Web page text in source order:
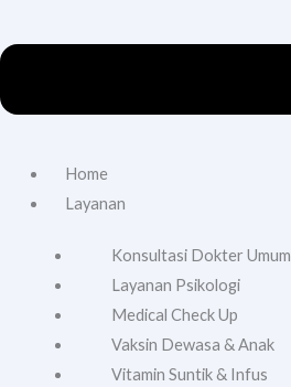
Home
Layanan
Konsultasi Dokter Umum
Layanan Psikologi
Medical Check Up
Vaksin Dewasa & Anak
Vitamin Suntik & Infus